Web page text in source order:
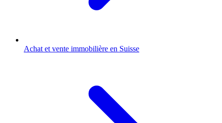
Achat et vente immobilière en Suisse